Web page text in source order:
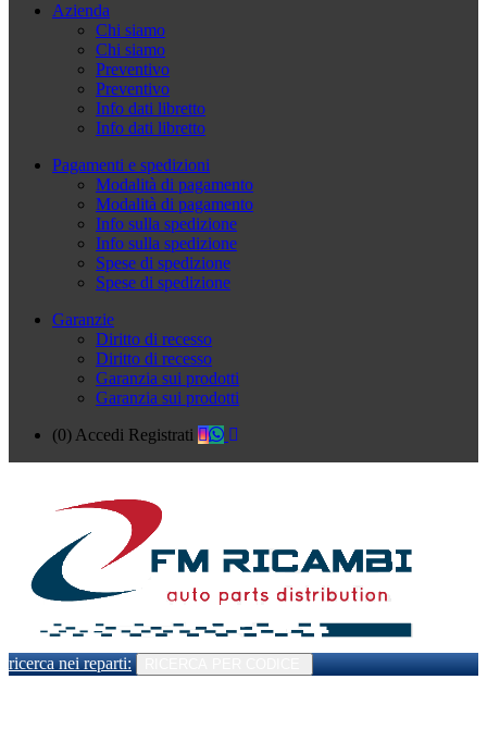
Azienda
Chi siamo
Chi siamo
Preventivo
Preventivo
Info dati libretto
Info dati libretto
Pagamenti e spedizioni
Modalità di pagamento
Modalità di pagamento
Info sulla spedizione
Info sulla spedizione
Spese di spedizione
Spese di spedizione
Garanzie
Diritto di recesso
Diritto di recesso
Garanzia sui prodotti
Garanzia sui prodotti
(0) Accedi Registrati
ricerca nei reparti: